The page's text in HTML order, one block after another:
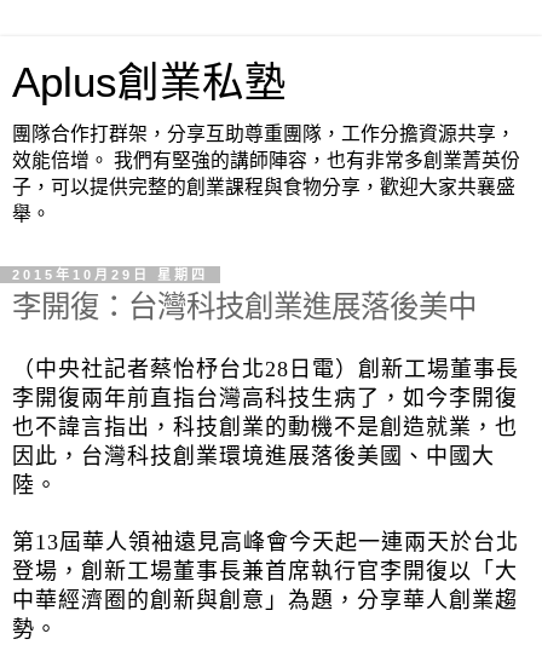
Aplus創業私塾
團隊合作打群架，分享互助尊重團隊，工作分擔資源共享，
效能倍增。 我們有堅強的講師陣容，也有非常多創業菁英份
子，可以提供完整的創業課程與食物分享，歡迎大家共襄盛
舉。
2015年10月29日 星期四
李開復：台灣科技創業進展落後美中
（中央社記者蔡怡杼台北28日電）創新工場董事長
李開復兩年前直指台灣高科技生病了，如今李開復
也不諱言指出，科技創業的動機不是創造就業，也
因此，台灣科技創業環境進展落後美國、中國大
陸。
第13屆華人領袖遠見高峰會今天起一連兩天於台北
登場，創新工場董事長兼首席執行官李開復以「大
中華經濟圈的創新與創意」為題，分享華人創業趨
勢。